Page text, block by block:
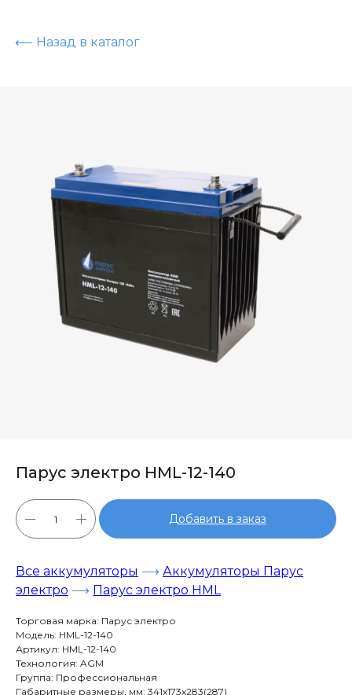
⟵ Назад в каталог
Парус электро HML-12-140
Добавить в заказ
Все аккумуляторы ⟶ Аккумуляторы Парус
электро ⟶ Парус электро HML
Торговая марка: Парус электро
Модель: HML-12-140
Артикул: HML-12-140
Технология: AGM
Группа: Профессиональная
Габаритные размеры, мм: 341x173x283(287)